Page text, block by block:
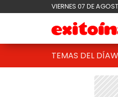
VIERNES 07 DE
TEMAS DEL DÍA